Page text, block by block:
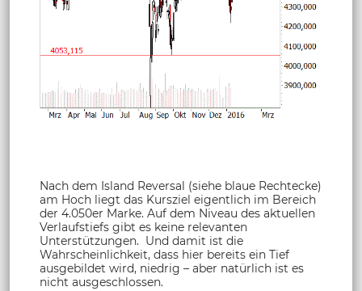
Nach dem Island Reversal (siehe blaue Rechtecke)
am Hoch liegt das Kursziel eigentlich im Bereich
der 4.050er Marke. Auf dem Niveau des aktuellen
Verlaufstiefs gibt es keine relevanten
Unterstützungen. Und damit ist die
Wahrscheinlichkeit, dass hier bereits ein Tief
ausgebildet wird, niedrig – aber natürlich ist es
nicht ausgeschlossen.